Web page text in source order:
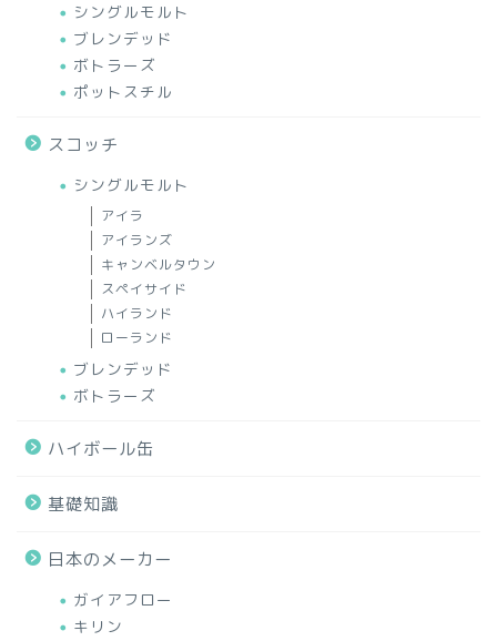
シングルモルト
ブレンデッド
ボトラーズ
ポットスチル
スコッチ
シングルモルト
アイラ
アイランズ
キャンベルタウン
スペイサイド
ハイランド
ローランド
ブレンデッド
ボトラーズ
ハイボール缶
基礎知識
日本のメーカー
ガイアフロー
キリン